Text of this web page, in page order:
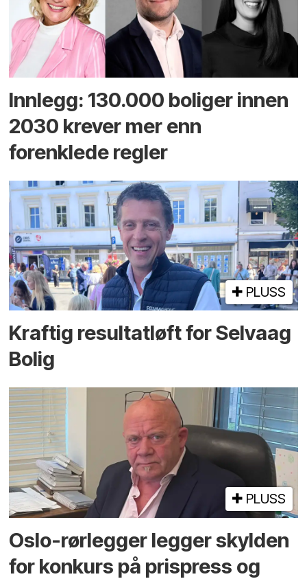
Innlegg: 130.000 boliger innen
2030 krever mer enn
forenklede regler
PLUSS
Kraftig resultatløft for Selvaag
Bolig
PLUSS
Oslo-rørlegger legger skylden
for konkurs på prispress og